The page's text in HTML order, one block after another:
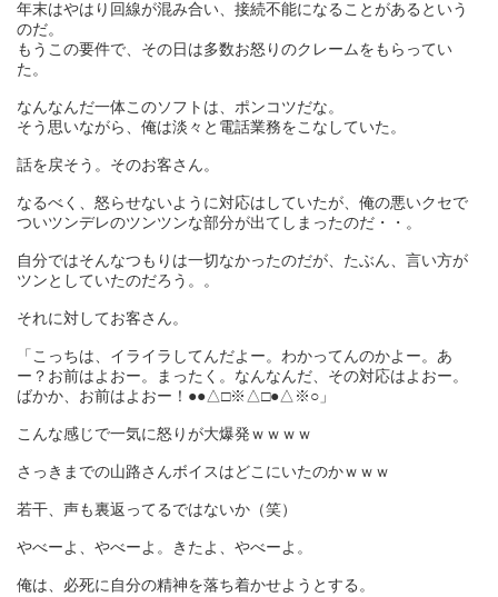
年末はやはり回線が混み合い、接続不能になることがあるという
のだ。
もうこの要件で、その日は多数お怒りのクレームをもらってい
た。
なんなんだ一体このソフトは、ポンコツだな。
そう思いながら、俺は淡々と電話業務をこなしていた。
話を戻そう。そのお客さん。
なるべく、怒らせないように対応はしていたが、俺の悪いクセで
ついツンデレのツンツンな部分が出てしまったのだ・・。
自分ではそんなつもりは一切なかったのだが、たぶん、言い方が
ツンとしていたのだろう。。
それに対してお客さん。
「こっちは、イライラしてんだよー。わかってんのかよー。あ
ー？お前はよおー。まったく。なんなんだ、その対応はよおー。
ばかか、お前はよおー！●●△□※△□●△※○」
こんな感じで一気に怒りが大爆発ｗｗｗｗ
さっきまでの山路さんボイスはどこにいたのかｗｗｗ
若干、声も裏返ってるではないか（笑）
やべーよ、やべーよ。きたよ、やべーよ。
俺は、必死に自分の精神を落ち着かせようとする。